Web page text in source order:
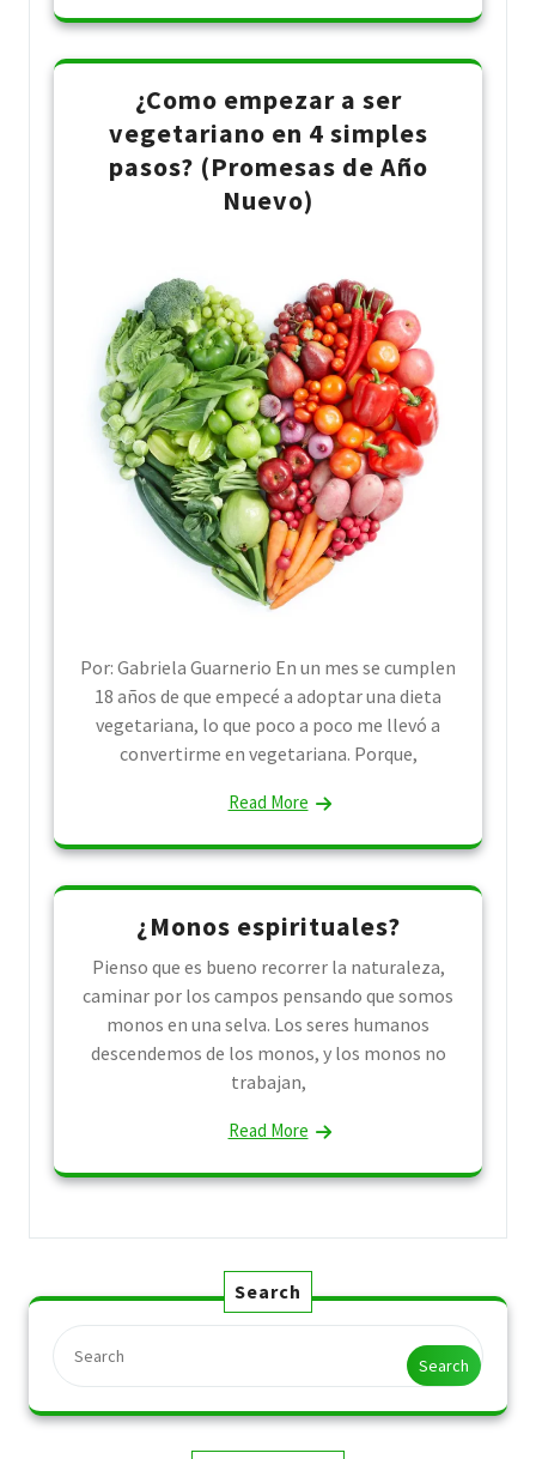
¿Como empezar a ser
vegetariano en 4 simples
pasos? (Promesas de Año
Nuevo)
Por: Gabriela Guarnerio En un mes se cumplen
18 años de que empecé a adoptar una dieta
vegetariana, lo que poco a poco me llevó a
convertirme en vegetariana. Porque,
Read More
¿Monos espirituales?
Pienso que es bueno recorrer la naturaleza,
caminar por los campos pensando que somos
monos en una selva. Los seres humanos
descendemos de los monos, y los monos no
trabajan,
Read More
Search
Search